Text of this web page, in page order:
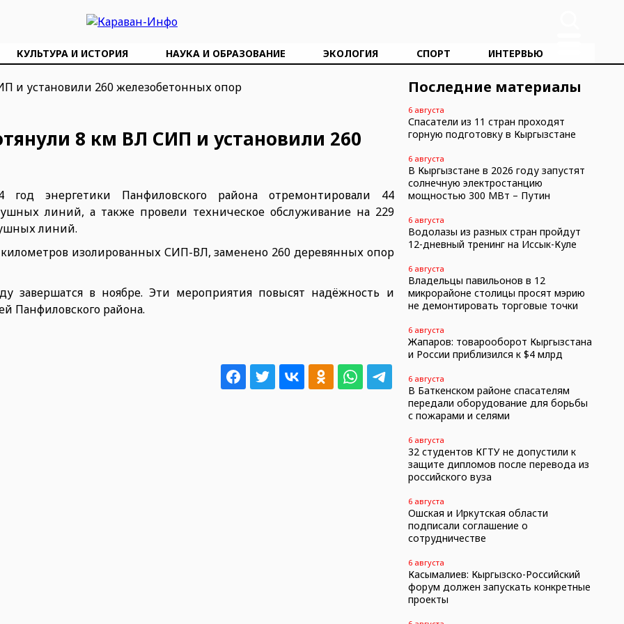
КУЛЬТУРА И ИСТОРИЯ НАУКА И ОБРАЗОВАНИЕ ЭКОЛОГИЯ СПОРТ ИНТЕРВЬЮ
8 км ВЛ СИП и установили 260
энергетики Панфиловского района отремонтировали 44
линий, а также провели техническое обслуживание на 229
линий.
изолированных СИП-ВЛ, заменено 260 деревянных опор
завершатся в ноябре. Эти мероприятия повысят надёжность и
Панфиловского района.
Последние материалы
6 августа
Спасатели из 11 стран проходят
горную подготовку в Кыргызстане
6 августа
В Кыргызстане в 2026 году запустят
солнечную электростанцию
мощностью 300 МВт – Путин
6 августа
Водолазы из разных стран пройдут
12-дневный тренинг на Иссык-Куле
6 августа
Владельцы павильонов в 12
микрорайоне столицы просят мэрию
не демонтировать торговые точки
6 августа
Жапаров: товарооборот Кыргызстана
и России приблизился к $4 млрд
6 августа
В Баткенском районе спасателям
передали оборудование для борьбы
с пожарами и селями
6 августа
32 студентов КГТУ не допустили к
защите дипломов после перевода из
российского вуза
6 августа
Ошская и Иркутская области
подписали соглашение о
сотрудничестве
6 августа
Касымалиев: Кыргызско-Российский
форум должен запускать конкретные
проекты